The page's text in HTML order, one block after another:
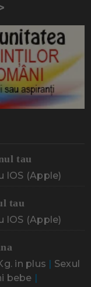
tau
IOS (Apple)
tau
IOS (Apple)
in plus | Sexul
bebe |